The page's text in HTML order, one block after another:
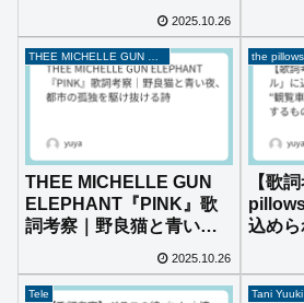
2025.10.26
意味
く覚
とは？
THEE MICHELLE GUN ELEPHANT
THEE MICHELLE GUN
ELEPHANT『PINK』歌
詞考察｜野良猫と青い
ける詩
2025.10.26
the pillows
【歌
込め
らし
とは？
Tele Tani Yuuki